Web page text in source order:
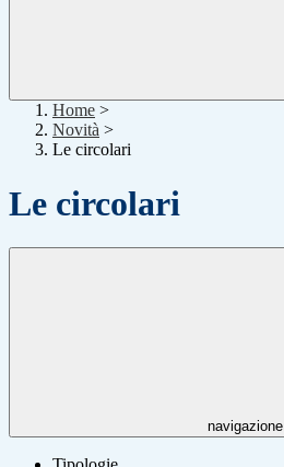
Home >
Novità >
Le circolari
Le circolari
navigazione